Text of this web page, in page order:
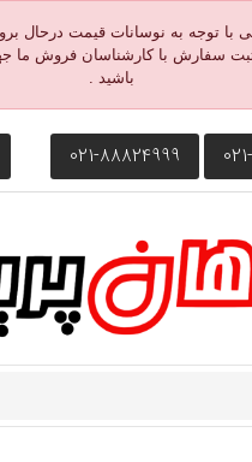
با توجه به نوسانات قیمت درحال
ثبت سفارش با کارشناسان فروش ما
باشید .
021-88824999